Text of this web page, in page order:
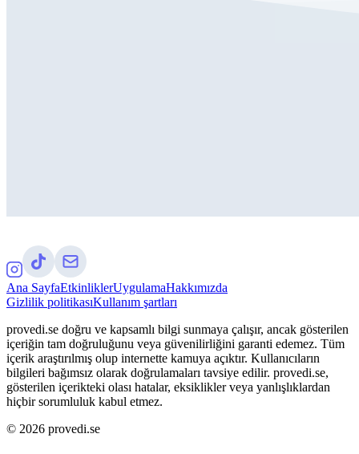
Ana SayfaEtkinliklerUygulamaHakkımızda
Gizlilik politikasıKullanım şartları
provedi.se doğru ve kapsamlı bilgi sunmaya çalışır, ancak gösterilen
içeriğin tam doğruluğunu veya güvenilirliğini garanti edemez. Tüm
içerik araştırılmış olup internette kamuya açıktır. Kullanıcıların
bilgileri bağımsız olarak doğrulamaları tavsiye edilir. provedi.se,
gösterilen içerikteki olası hatalar, eksiklikler veya yanlışlıklardan
hiçbir sorumluluk kabul etmez.
© 2026 provedi.se